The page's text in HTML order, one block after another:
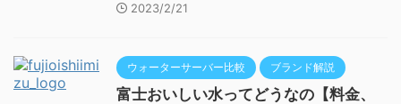
2023/2/21
ウォーターサーバー比較 ブランド解説
富士おいしい水ってどうなの【料金、